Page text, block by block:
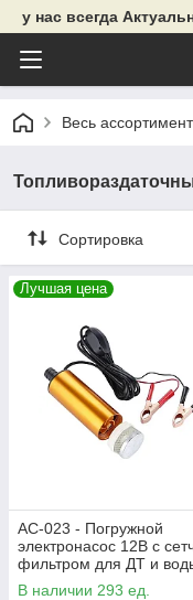
у нас всегда
Весь ассортимент
Сортировка
Лучшая цена
AC-023 - Погружной
электронасос 12В с
фильтром для ДТ и
л/мин
В наличии 293 ед.